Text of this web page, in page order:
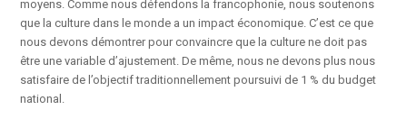
moyens. Comme nous défendons la francophonie, nous soutenons
que la culture dans le monde a un impact économique. C’est ce que
nous devons démontrer pour convaincre que la culture ne doit pas
être une variable d’ajustement. De même, nous ne devons plus nous
satisfaire de l’objectif traditionnellement poursuivi de 1 % du budget
national.